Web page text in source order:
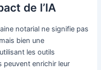
de l’IA
notarial ne signifie pas
bien une
les outils
peuvent enrichir leur